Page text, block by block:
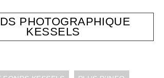
PHOTOGRAPHIQUE
KESSELS